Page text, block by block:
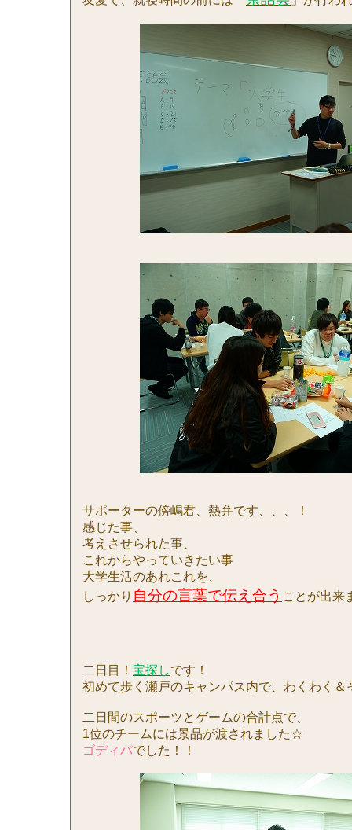
サポーターの傍嶋君、熱弁です、、、！
感じた事、
考えさせられた事、
これからやっていきたい事
大学生活のあれこれを、
しっかり 自分の言葉で伝え合う ことが出来
二日目！ 宝探しです！
初めて歩く瀬戸のキャンパス内で、わくわく＆
二日間のスポーツとゲームの合計点で、
1位のチームには景品が渡されました☆
ゴディバでした！！